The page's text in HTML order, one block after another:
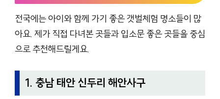
전국에는 아이와 함께 가기 좋은 갯벌체험 명소들이 많
아요. 제가 직접 다녀본 곳들과 입소문 좋은 곳들을 중심
으로 추천해드릴게요.
1. 충남 태안 신두리 해안사구